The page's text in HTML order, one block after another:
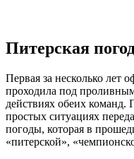
Питерская
Первая за несколько лет
проходила под
действиях обеих
простых ситуациях
погоды, которая в
«питерской»,